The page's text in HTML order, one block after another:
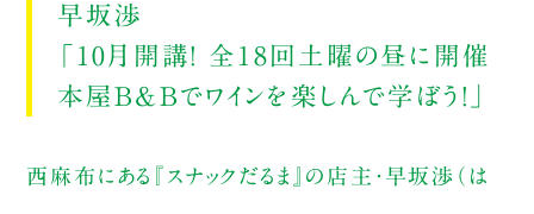
早坂渉
「10月開講！ 全18回土曜の昼に開催
本屋B＆Bでワインを楽しんで学ぼう！」
西麻布にある『スナックだるま』の店主・早坂渉（は